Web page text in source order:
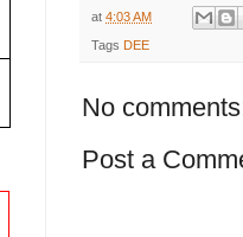
at 4:03 AM
Tags DEE
No
Post a